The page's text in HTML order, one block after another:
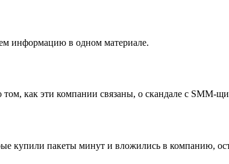
информацию в одном материале.
как эти компании связаны, о скандале с SMM-
купили пакеты минут и вложились в компанию,